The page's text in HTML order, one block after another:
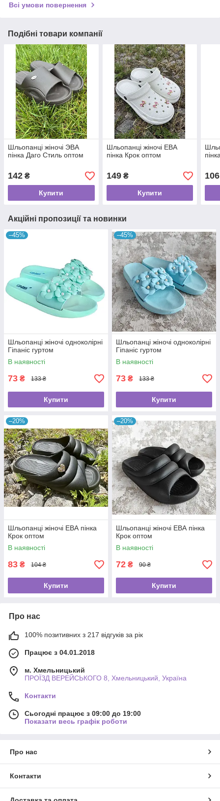
Всі умови повернення
Подібні товари компанії
Шльопанці жіночі ЭВА
пінка Даго Стиль оптом
142 ₴
Купити
Шльопанці жіночі ЕВА
пінка Крок оптом
149₴
Купити
106
Акційні пропозиції та новинки
–45%
Шльопанці жіночі одноколірні
Гіпаніс гуртом
В наявності
73 ₴ 133 ₴
Купити
–45%
Шльопанці жіночі одноколірні
Гіпаніс гуртом
В наявності
73 ₴ 133 ₴
Купити
–20%
Шльопанці жіночі ЕВА пінка
Крок оптом
В наявності
83 ₴ 104 ₴
Купити
–20%
Шльопанці жіночі ЕВА пінка
Крок оптом
В наявності
72 ₴ 90 ₴
Купити
Про нас
100% позитивних з 217 відгуків за рік
Працює з 04.01.2018
м. Хмельницький
ПРОЇЗД ВЕРЕЙСЬКОГО 8, Хмельницький, Україна
Контакти
Сьогодні працює з 09:00 до 19:00
Показати весь графік роботи
Про нас
Контакти